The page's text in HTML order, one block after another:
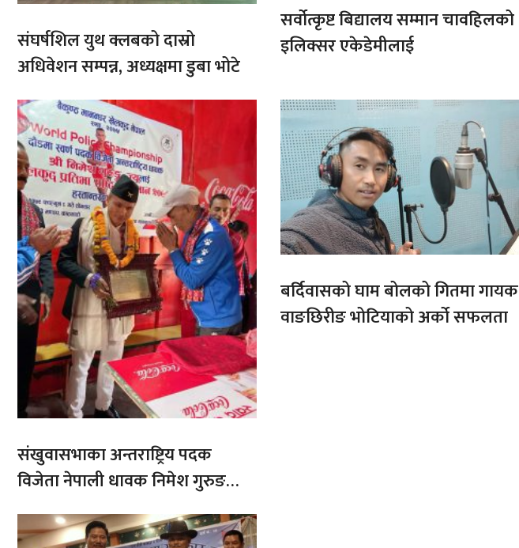
संघर्षशिल युथ क्लबको दास्रो
अधिवेशन सम्पन्न, अध्यक्षमा डुबा भोटे
सर्वोत्कृष्ट बिद्यालय सम्मान चावहिलको
इलिक्सर एकेडेमीलाई
संखुवासभाका अन्तराष्ट्रिय पदक
विजेता नेपाली धावक निमेश गुरुङ
सम्ममानित
बर्दिवासको घाम बोलको गितमा गायक
वाङछिरीङ भोटियाको अर्को सफलता